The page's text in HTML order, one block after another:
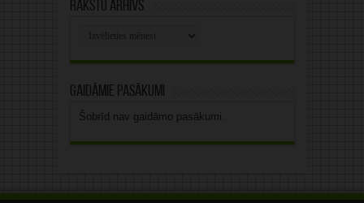
Rakstu arhīvs
Gaidāmie pasākumi
Šobrīd nav gaidāmo pasākumi.